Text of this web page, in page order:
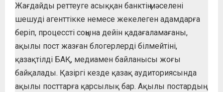
Жағдайды реттеуге асыққан банктің мәселені
шешуді агенттікке немесе жекелеген адамдарға
беріп, процессті соңына дейін қадағаламағаны,
ақылы пост жазған блогерлерді білмейтіні,
қазақтілді БАҚ, медиамен байланысы жоғы
байқалады. Қазіргі кезде қазақ аудиториясында
ақылы посттарға қарсылық бар. Ақылы постардың